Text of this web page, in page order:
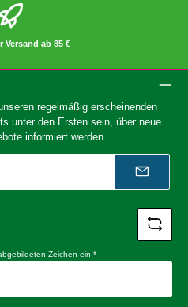
Versand ab 85 €
regelmäßig erscheinenden
unter den Ersten sein, über neue
informiert werden.
Zeichen ein *